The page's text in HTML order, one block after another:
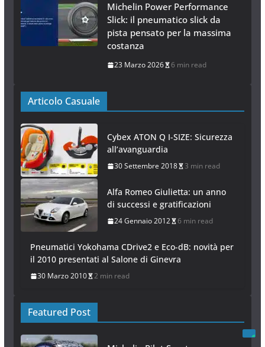
Michelin Power Performance
Slick: il pneumatico slick da
pista pensato per la massima
costanza
23 Marzo 2026 6 min read
Articolo Casuale
Cybex ATON Q I-SIZE: Sicurezza
all’avanguardia
30 Settembre 2018 3 min read
Alfa Romeo Giulietta: un anno
di successi e gratificazioni
24 Gennaio 2012 6 min read
Pneumatici Yokohama CDrive2 e Eco-dB: novità per
il 2010 presentati al Salone di Ginevra
30 Marzo 2010 2 min read
Featured Post